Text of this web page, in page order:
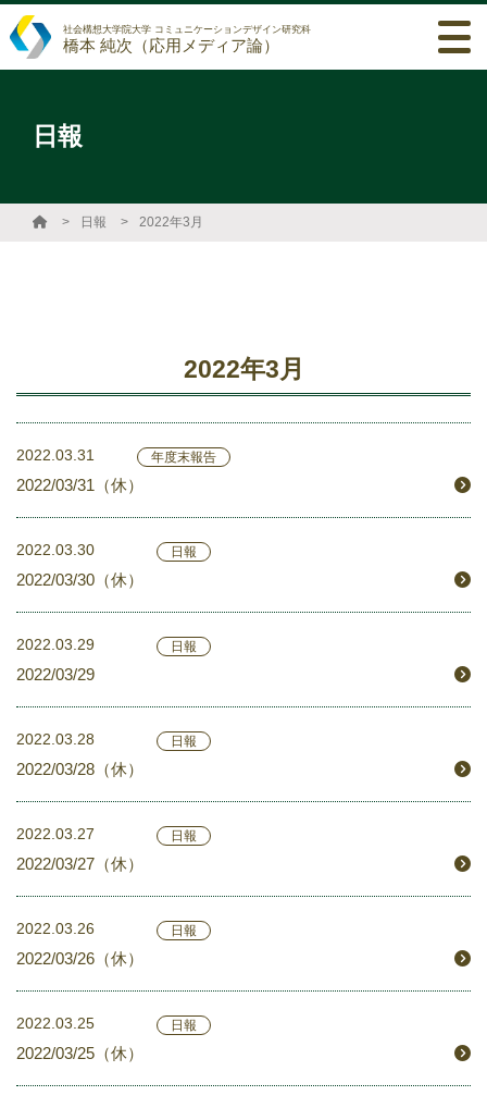
社会構想大学院大学 コミュニケーションデザイン研究科
橋本 純次（応用メディア論）
日報
日報 2022年3月
2022年3月
2022.03.31 年度末報告
2022/03/31（休）
2022.03.30 日報
2022/03/30（休）
2022.03.29 日報
2022/03/29
2022.03.28 日報
2022/03/28（休）
2022.03.27 日報
2022/03/27（休）
2022.03.26 日報
2022/03/26（休）
2022.03.25 日報
2022/03/25（休）